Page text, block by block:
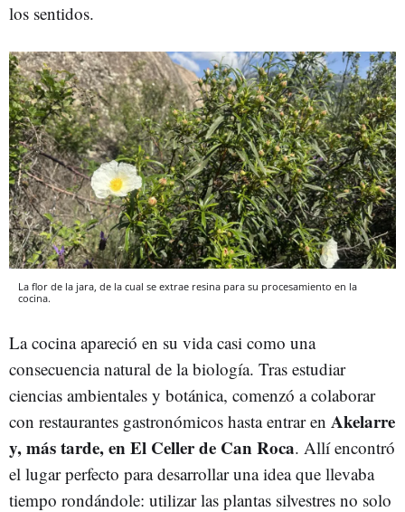
los sentidos.
La flor de la jara, de la cual se extrae resina para su procesamiento en la
cocina.
La cocina apareció en su vida casi como una
consecuencia natural de la biología. Tras estudiar
ciencias ambientales y botánica, comenzó a colaborar
con restaurantes gastronómicos hasta entrar en Akelarre
y, más tarde, en El Celler de Can Roca. Allí encontró
el lugar perfecto para desarrollar una idea que llevaba
tiempo rondándole: utilizar las plantas silvestres no solo